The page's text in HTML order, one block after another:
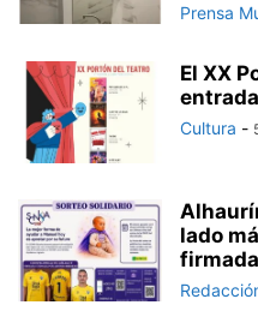
Prensa
El XX
Cultura -
lado